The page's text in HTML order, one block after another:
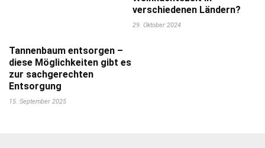
verschiedenen Ländern?
29. Oktober 2024
Tannenbaum entsorgen –
diese Möglichkeiten gibt es
zur sachgerechten
Entsorgung
15. September 2025